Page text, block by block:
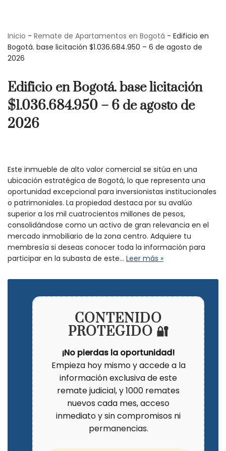
al
contenido
Inicio - Remate de Apartamentos en Bogotá - Edificio en
Bogotá. base licitación $1.036.684.950 – 6 de agosto de
2026
Edificio en Bogotá. base licitación
$1.036.684.950 – 6 de agosto de
2026
Este inmueble de alto valor comercial se sitúa en una
ubicación estratégica de Bogotá, lo que representa una
oportunidad excepcional para inversionistas institucionales
o patrimoniales. La propiedad destaca por su avalúo
superior a los mil cuatrocientos millones de pesos,
consolidándose como un activo de gran relevancia en el
mercado inmobiliario de la zona centro. Adquiere tu
membresía si deseas conocer toda la información para
participar en la subasta de este… Leer más »
CONTENIDO
PROTEGIDO 🔐
¡No pierdas la oportunidad!
Empieza hoy mismo y accede a la
información exclusiva de este
remate judicial, y 1000 remates
nuevos cada mes, acceso
inmediato y sin compromisos ni
permanencias.